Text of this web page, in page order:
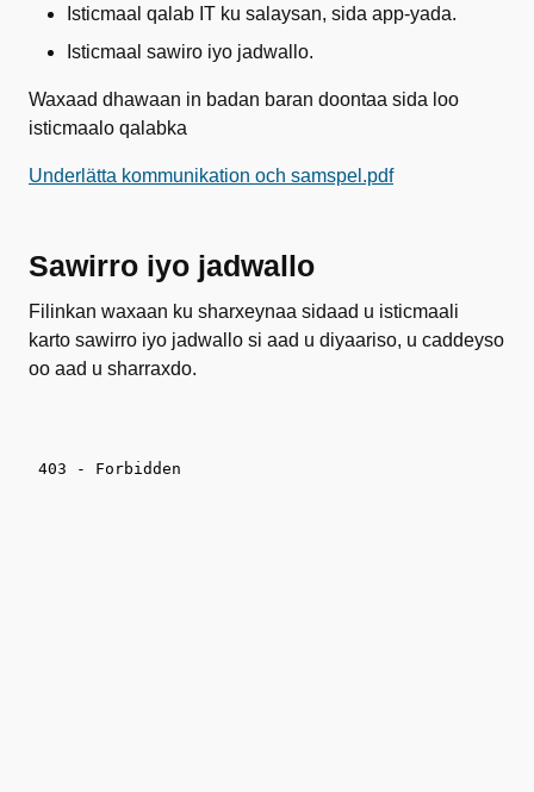
Isticmaal qalab IT ku salaysan, sida app-yada.
Isticmaal sawiro iyo jadwallo.
Waxaad dhawaan in badan baran doontaa sida loo
isticmaalo qalabka
Underlätta kommunikation och samspel.pdf
Sawirro iyo jadwallo
Filinkan waxaan ku sharxeynaa sidaad u isticmaali
karto sawirro iyo jadwallo si aad u diyaariso, u caddeyso
oo aad u sharraxdo.